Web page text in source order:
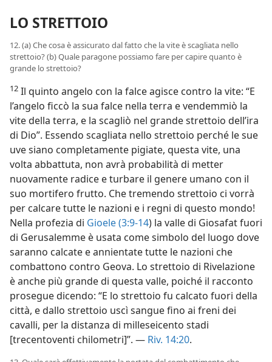
LO STRETTOIO
12. (a) Che cosa è assicurato dal fatto che la vite è scagliata nello
strettoio? (b) Quale paragone possiamo fare per capire quanto è
grande lo strettoio?
12 Il quinto angelo con la falce agisce contro la vite: “E
l’angelo ficcò la sua falce nella terra e vendemmiò la
vite della terra, e la scagliò nel grande strettoio dell’ira
di Dio”. Essendo scagliata nello strettoio perché le sue
uve siano completamente pigiate, questa vite, una
volta abbattuta, non avrà probabilità di metter
nuovamente radice e turbare il genere umano con il
suo mortifero frutto. Che tremendo strettoio ci vorrà
per calcare tutte le nazioni e i regni di questo mondo!
Nella profezia di Gioele (3:9-14) la valle di Giosafat fuori
di Gerusalemme è usata come simbolo del luogo dove
saranno calcate e annientate tutte le nazioni che
combattono contro Geova. Lo strettoio di Rivelazione
è anche più grande di questa valle, poiché il racconto
prosegue dicendo: “E lo strettoio fu calcato fuori della
città, e dallo strettoio uscì sangue fino ai freni dei
cavalli, per la distanza di milleseicento stadi
[trecentoventi chilometri]”. — Riv. 14:20.